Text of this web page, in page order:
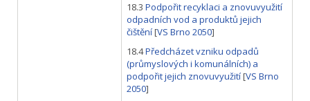
18.3 Podpořit recyklaci a znovuvyužití
odpadních vod a produktů jejich
čištění[VS Brno 2050]
18.4Předcházet vzniku odpadů
(průmyslových i komunálních) a
podpořit jejich znovuvyužití[VS Brno
2050]